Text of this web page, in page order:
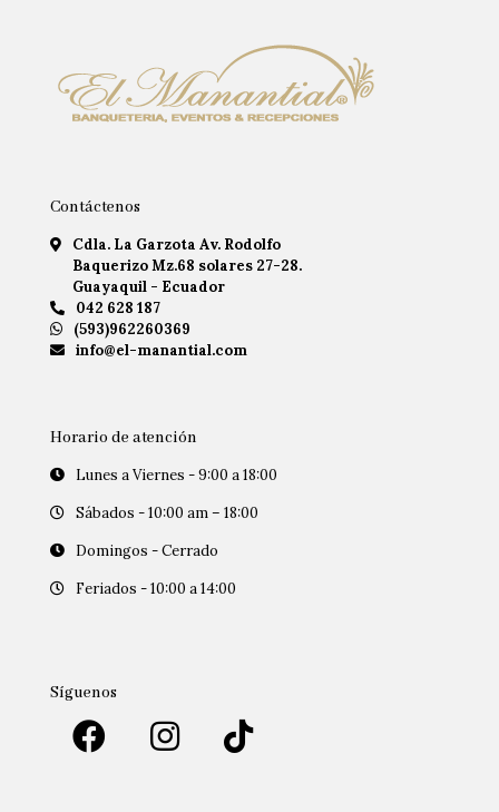
Contáctenos
Cdla. La Garzota Av. Rodolfo
Baquerizo Mz.68 solares 27-28.
Guayaquil - Ecuador
042 628 187
(593)962260369
info@el-manantial.com
Horario de atención
Lunes a Viernes - 9:00 a 18:00
Sábados - 10:00 am – 18:00
Domingos - Cerrado
Feriados - 10:00 a 14:00
Síguenos